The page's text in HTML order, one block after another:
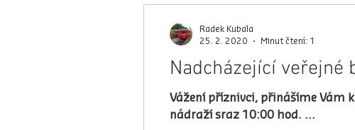
Nadcházející veřejné
Vážení příznivci, přinášíme Vám krátký
nádraží sraz 10:00 hod. ...
Radek Kubala
25. 2. 2020
Minut čtení: 1